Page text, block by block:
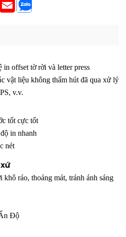
in offset tờ rời và letter press
vật liệu không thấm hút đã qua xử lý
v.v.
tốt cực tốt
in nhanh
nét
ráo, thoáng mát, tránh ánh sáng
Độ